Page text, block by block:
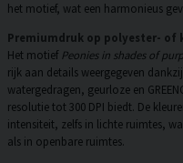
het motief, wat een harmonieus
Premiumdruk op polyester- of
Het motief Peonies in shades of
rijk aan details weergegeven
watergedragen, geurloze en
resolutie tot 300 DPI biedt. De
intensiteit, zelfs in lichte ruimtes,
als in openbare ruimtes.